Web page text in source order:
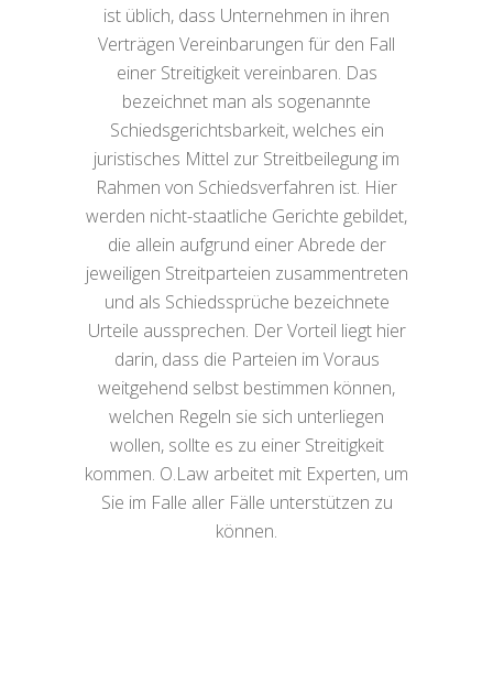
ist üblich, dass Unternehmen in ihren
Verträgen Vereinbarungen für den Fall
einer Streitigkeit vereinbaren. Das
bezeichnet man als sogenannte
Schiedsgerichtsbarkeit, welches ein
juristisches Mittel zur Streitbeilegung im
Rahmen von Schiedsverfahren ist. Hier
werden nicht-staatliche Gerichte gebildet,
die allein aufgrund einer Abrede der
jeweiligen Streitparteien zusammentreten
und als Schiedssprüche bezeichnete
Urteile aussprechen. Der Vorteil liegt hier
darin, dass die Parteien im Voraus
weitgehend selbst bestimmen können,
welchen Regeln sie sich unterliegen
wollen, sollte es zu einer Streitigkeit
kommen. O.Law arbeitet mit Experten, um
Sie im Falle aller Fälle unterstützen zu
können.